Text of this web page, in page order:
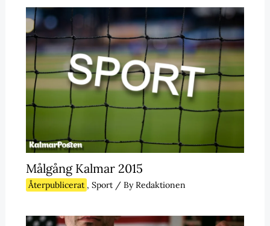
Målgång Kalmar 2015
Återpublicerat , Sport/ ByRedaktionen